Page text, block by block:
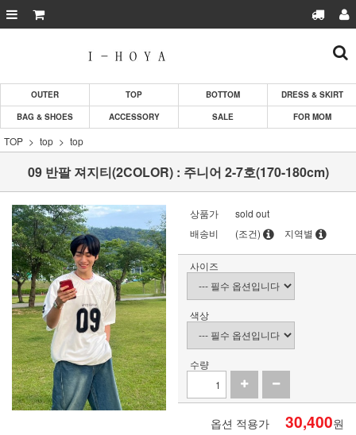
OUTER TOP BOTTOM
DRESS & SKIRT
BAG & SHOES
ACCESSORY SALE FOR MOM
TOP top top
09 반팔 져지티(2COLOR) : 주니어 2-7호(170-180cm)
상품가
sold out
배송비
(조건) 지역별
사이즈
색상
수량
옵션 적용가 30,400원